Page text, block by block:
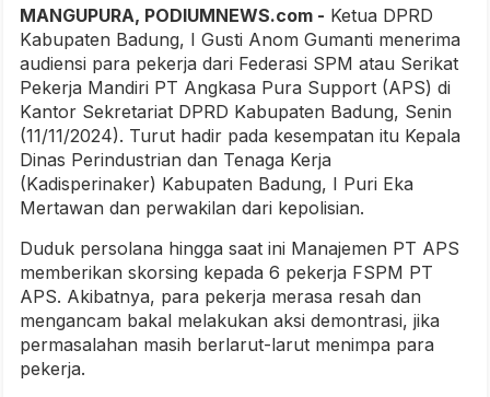
MANGUPURA, PODIUMNEWS.com - Ketua DPRD
Kabupaten Badung, I Gusti Anom Gumanti menerima
audiensi para pekerja dari Federasi SPM atau Serikat
Pekerja Mandiri PT Angkasa Pura Support (APS) di
Kantor Sekretariat DPRD Kabupaten Badung, Senin
(11/11/2024). Turut hadir pada kesempatan itu Kepala
Dinas Perindustrian dan Tenaga Kerja
(Kadisperinaker) Kabupaten Badung, I Puri Eka
Mertawan dan perwakilan dari kepolisian.
Duduk persolana hingga saat ini Manajemen PT APS
memberikan skorsing kepada 6 pekerja FSPM PT
APS. Akibatnya, para pekerja merasa resah dan
mengancam bakal melakukan aksi demontrasi, jika
permasalahan masih berlarut-larut menimpa para
pekerja.